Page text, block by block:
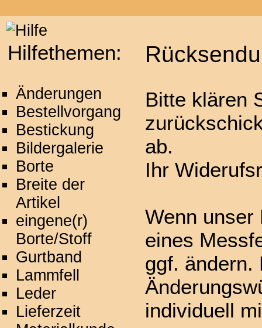
Hilfethemen:
Änderungen
Bestellvorgang
Bestickung
Bildergalerie
Borte
Breite der
Artikel
eingene(r)
Borte/Stoff
Gurtband
Lammfell
Leder
Lieferzeit
Bitte klären
ab.
Ihr
Wenn unser
eines
ggf. ändern.
individuell